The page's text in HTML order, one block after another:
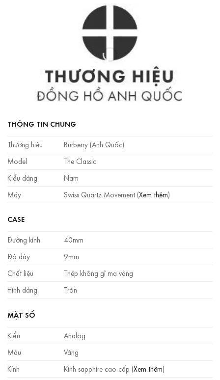
THÔNG TIN CHUNG
Thương hiệu
Burberry (Anh Quốc)
Model
The Classic
Kiểu dáng
Nam
Máy
Swiss Quartz Movement (Xem thêm)
CASE
Đường kính
40mm
Độ dày
9mm
Chất liệu
Thép không gỉ mạ vàng
Hình dáng
Tròn
MẶT SỐ
Kiểu
Analog
Màu
Vàng
Kính
Kính sapphire cao cấp (Xem thêm)